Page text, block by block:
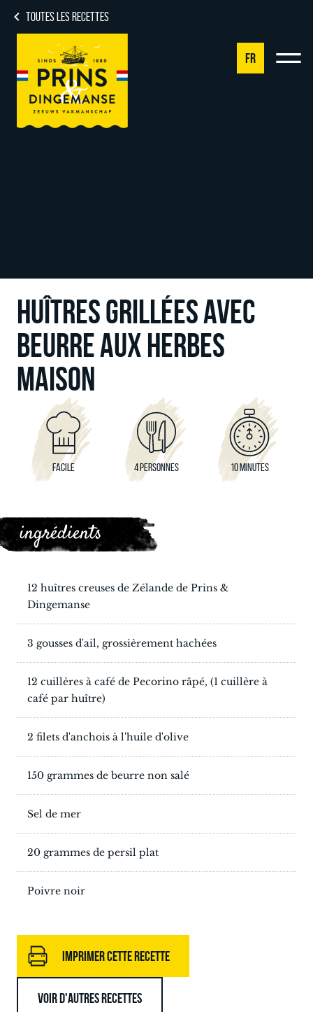
TOUTES LES RECETTES
FR
HUÎTRES GRILLÉES AVEC
BEURRE AUX HERBES
MAISON
FACILE 4 PERSONNES 10 MINUTES
ingrédients
12 huîtres creuses de Zélande de Prins &
Dingemanse
3 gousses d'ail, grossièrement hachées
12 cuillères à café de Pecorino râpé, (1 cuillère à
café par huître)
2 filets d'anchois à l'huile d'olive
150 grammes de beurre non salé
Sel de mer
20 grammes de persil plat
Poivre noir
IMPRIMER CETTE RECETTE
VOIR D'AUTRES RECETTES